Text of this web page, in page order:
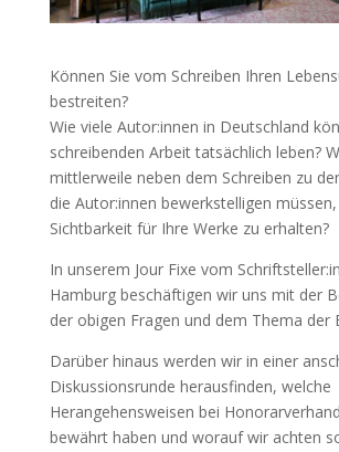
Können Sie vom Schreiben Ihren
bestreiten?
Wie viele Autor:innen in Deutschland
schreibenden Arbeit tatsächlich leben?
mittlerweile neben dem Schreiben zu
die Autor:innen bewerkstelligen
Sichtbarkeit für Ihre Werke zu erhalten?
In unserem Jour Fixe vom
Hamburg beschäftigen wir uns mit der
der obigen Fragen und dem Thema der
Darüber hinaus werden wir in einer
Diskussionsrunde herausfinden, welche
Herangehensweisen bei
bewährt haben und worauf wir achten